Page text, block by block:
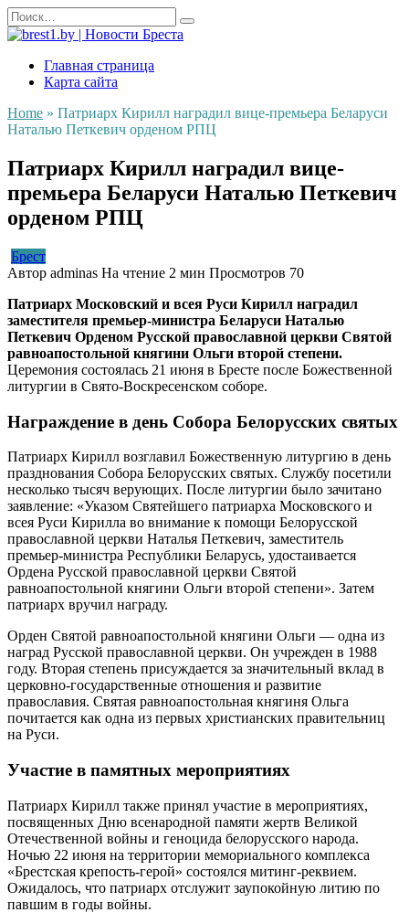
Перейти
к
содержанию
Search
for:
Главная страница
Карта сайта
Home » Патриарх Кирилл наградил вице-премьера Беларуси
Наталью Петкевич орденом РПЦ
Патриарх Кирилл наградил вице-
премьера Беларуси Наталью Петкевич
орденом РПЦ
Брест
Автор adminas На чтение 2 мин Просмотров 70
Патриарх Московский и всея Руси Кирилл наградил
заместителя премьер-министра Беларуси Наталью
Петкевич Орденом Русской православной церкви Святой
равноапостольной княгини Ольги второй степени.
Церемония состоялась 21 июня в Бресте после Божественной
литургии в Свято-Воскресенском соборе.
Награждение в день Собора Белорусских святых
Патриарх Кирилл возглавил Божественную литургию в день
празднования Собора Белорусских святых. Службу посетили
несколько тысяч верующих. После литургии было зачитано
заявление: «Указом Святейшего патриарха Московского и
всея Руси Кирилла во внимание к помощи Белорусской
православной церкви Наталья Петкевич, заместитель
премьер-министра Республики Беларусь, удостаивается
Ордена Русской православной церкви Святой
равноапостольной княгини Ольги второй степени». Затем
патриарх вручил награду.
Орден Святой равноапостольной княгини Ольги — одна из
наград Русской православной церкви. Он учрежден в 1988
году. Вторая степень присуждается за значительный вклад в
церковно-государственные отношения и развитие
православия. Святая равноапостольная княгиня Ольга
почитается как одна из первых христианских правительниц
на Руси.
Участие в памятных мероприятиях
Патриарх Кирилл также принял участие в мероприятиях,
посвященных Дню всенародной памяти жертв Великой
Отечественной войны и геноцида белорусского народа.
Ночью 22 июня на территории мемориального комплекса
«Брестская крепость-герой» состоялся митинг-реквием.
Ожидалось, что патриарх отслужит заупокойную литию по
павшим в годы войны.